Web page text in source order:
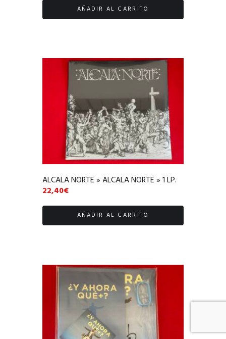
AÑADIR AL CARRITO
ALCALA NORTE » ALCALA NORTE » 1 LP.
22,40€
AÑADIR AL CARRITO